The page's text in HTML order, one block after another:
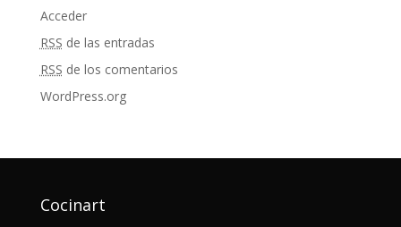
Acceder
RSS de las entradas
RSS de los comentarios
WordPress.org
Cocinart